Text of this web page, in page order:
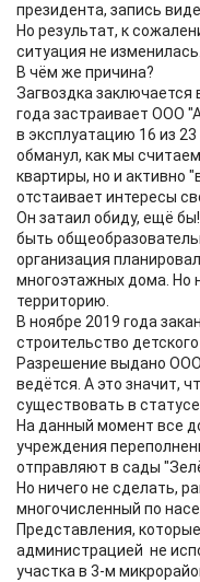
президента, запись
Но результат, к
ситуация не
В чём же причина?
Загвоздка заключается
года застраивает ООО
в эксплуатацию 16 из
обманул, как мы
квартиры, но и активно
отстаивает интересы
Он затаил обиду, ещё
быть
организация
многоэтажных дома. Но
территорию.
В ноябре 2019 года
строительство
Разрешение выдано
ведётся. А это значит,
существовать в
На данный момент все
учреждения
отправляют в сады
Но ничего не сделать,
многочисленный по
Представления,
администрацией не
участка в 3-м